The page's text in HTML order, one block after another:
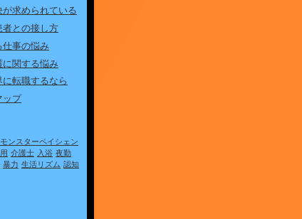
が求められている
者との接し方
仕事の悩み
に関する悩み
転職するなら
ップ
モンスターペイシェン
介護士 入浴 夜勤
暴力 生活リズム 認知